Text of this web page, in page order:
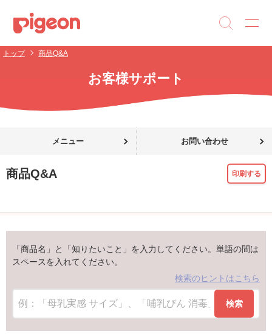
トップ 商品Q&A
お客様サポート
メニュー お問い合わせ
商品Q&A 印刷する
「商品名」と「知りたいこと」を入力してください。単語の間は
スペースを入れてください。
検索のヒントはこちら
検索